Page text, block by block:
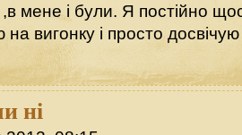
мене і були. Я постійно
вигонку і просто
ні